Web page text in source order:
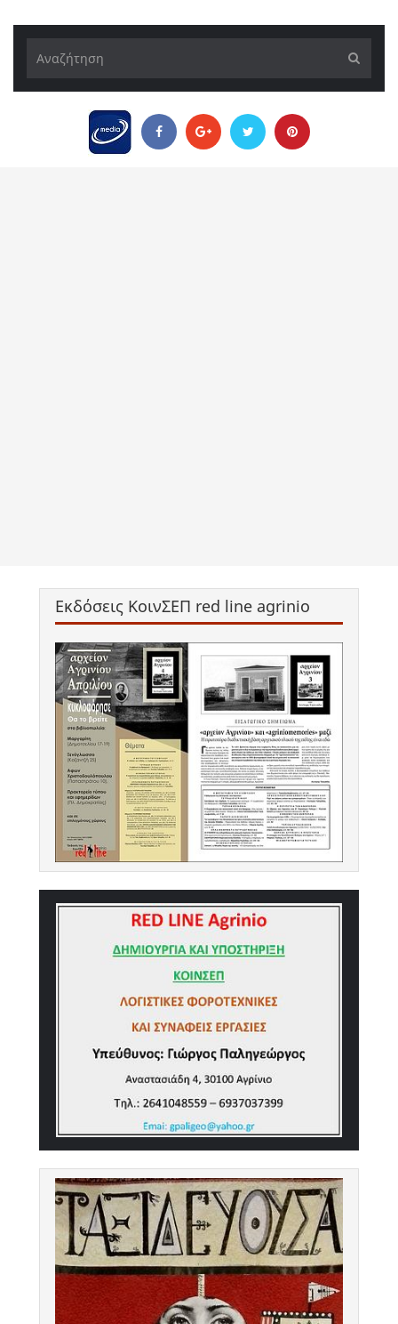
Εκδόσεις ΚοινΣΕΠ red line agrinio